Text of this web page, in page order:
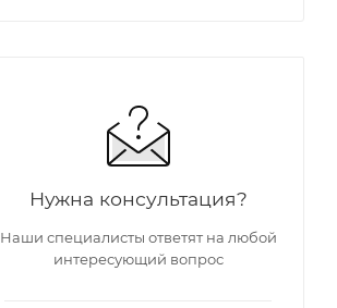
Нужна консультация?
Наши специалисты ответят на любой
интересующий вопрос